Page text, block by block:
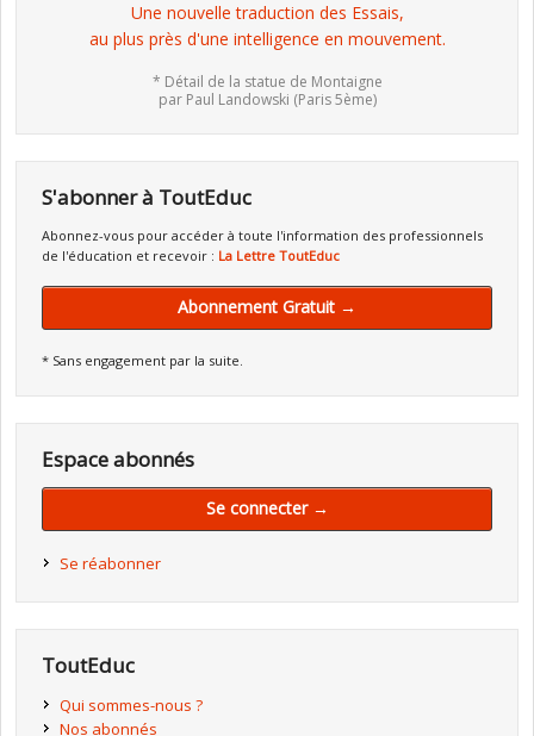
Une nouvelle traduction des Essais,
au plus près d'une intelligence en mouvement.
* Détail de la statue de Montaigne
par Paul Landowski (Paris 5ème)
S'abonner à ToutEduc
Abonnez-vous pour accéder à toute l'information des professionnels
de l'éducation et recevoir : La Lettre ToutEduc
Abonnement Gratuit →
* Sans engagement par la suite.
Espace abonnés
Se connecter →
Se réabonner
ToutEduc
Qui sommes-nous ?
Nos abonnés